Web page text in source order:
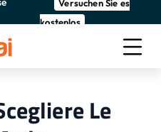
Versuchen Sie es
kostenlos
Le